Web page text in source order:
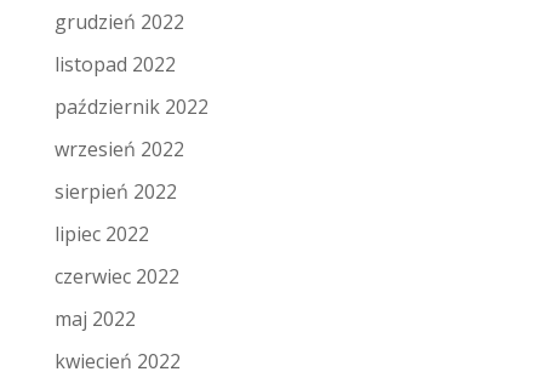
grudzień 2022
listopad 2022
październik 2022
wrzesień 2022
sierpień 2022
lipiec 2022
czerwiec 2022
maj 2022
kwiecień 2022